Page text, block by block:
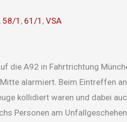
, 58/1 , 61/1 , VSA
die A92 in Fahrtrichtung
alarmiert. Beim Eintreffen
kollidiert waren und dabei
Personen am